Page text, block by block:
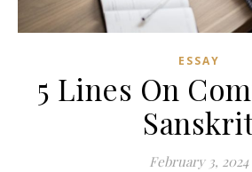
ESSAY
5 Lines On
February 3, 2024